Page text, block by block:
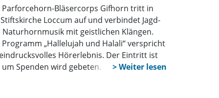
Parforcehorn-Bläsercorps Gifhorn tritt in
Loccum auf und verbindet Jagd-
Naturhornmusik mit geistlichen Klängen.
Programm „Hallelujah und Halali“ verspricht
Hörerlebnis. Der Eintritt ist
Spenden wird gebeten.